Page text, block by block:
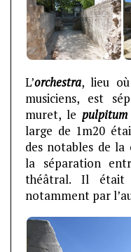
L’orchestra, lieu
musiciens, est
muret, lepulpitum
large de 1m20
des notables de la
la séparation
théâtral. Il était
notamment par